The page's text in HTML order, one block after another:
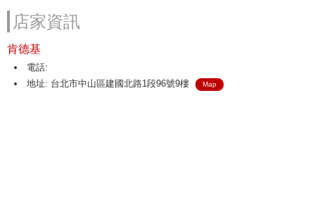
店家資訊
肯德基
電話:
地址: 台北市中山區建國北路1段96號9樓
Map